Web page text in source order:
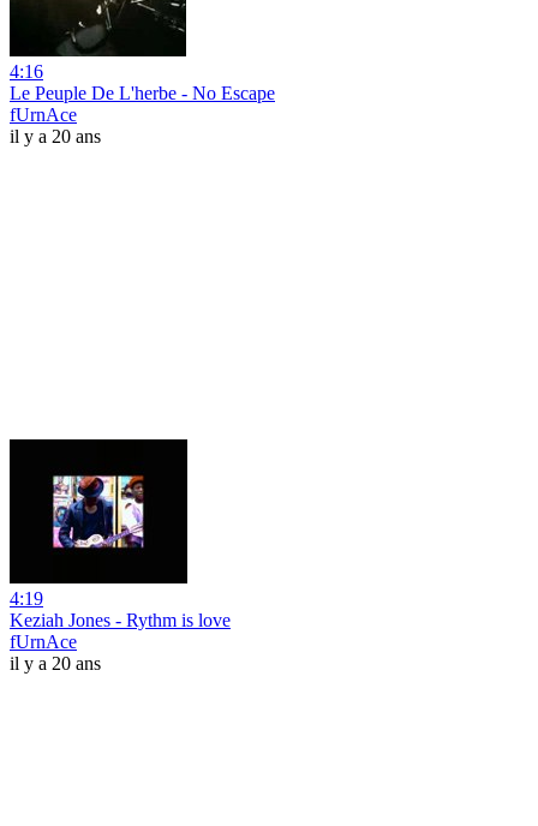
4:16
Le Peuple De L'herbe - No Escape
fUrnAce
il y a 20 ans
4:19
Keziah Jones - Rythm is love
fUrnAce
il y a 20 ans